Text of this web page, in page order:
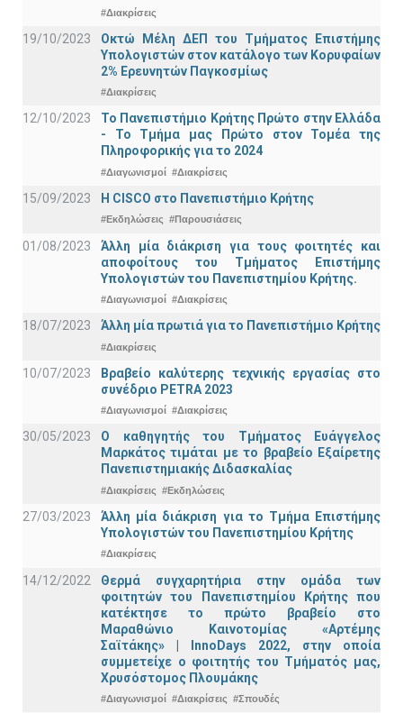
#Διακρίσεις
19/10/2023
Οκτώ Μέλη ΔΕΠ του Τμήματος Επιστήμης
Υπολογιστών στον κατάλογο των Κορυφαίων
2% Ερευνητών Παγκοσμίως
#Διακρίσεις
12/10/2023
Το Πανεπιστήμιο Κρήτης Πρώτο στην Ελλάδα
- Το Τμήμα μας Πρώτο στον Τομέα της
Πληροφορικής για το 2024
#Διαγωνισμοί #Διακρίσεις
15/09/2023 Η CISCO στο Πανεπιστήμιο Κρήτης
#Εκδηλώσεις #Παρουσιάσεις
01/08/2023
Άλλη μία διάκριση για τους φοιτητές και
αποφοίτους του Τμήματος Επιστήμης
Υπολογιστών του Πανεπιστημίου Κρήτης.
#Διαγωνισμοί #Διακρίσεις
18/07/2023 Άλλη μία πρωτιά για το Πανεπιστήμιο Κρήτης
#Διακρίσεις
10/07/2023
Βραβείο καλύτερης τεχνικής εργασίας στο
συνέδριο PETRA 2023
#Διαγωνισμοί #Διακρίσεις
30/05/2023
Ο καθηγητής του Τμήματος Ευάγγελος
Μαρκάτος τιμάται με το βραβείο Εξαίρετης
Πανεπιστημιακής Διδασκαλίας
#Διακρίσεις #Εκδηλώσεις
27/03/2023
Άλλη μία διάκριση για το Τμήμα Επιστήμης
Υπολογιστών του Πανεπιστημίου Κρήτης
#Διακρίσεις
14/12/2022
Θερμά συγχαρητήρια στην ομάδα των
φοιτητών του Πανεπιστημίου Κρήτης που
κατέκτησε το πρώτο βραβείο στο
Μαραθώνιο Καινοτομίας «Αρτέμης
Σαϊτάκης» | InnoDays 2022, στην οποία
συμμετείχε ο φοιτητής του Τμήματός μας,
Χρυσόστομος Πλουμάκης
#Διαγωνισμοί #Διακρίσεις #Σπουδές